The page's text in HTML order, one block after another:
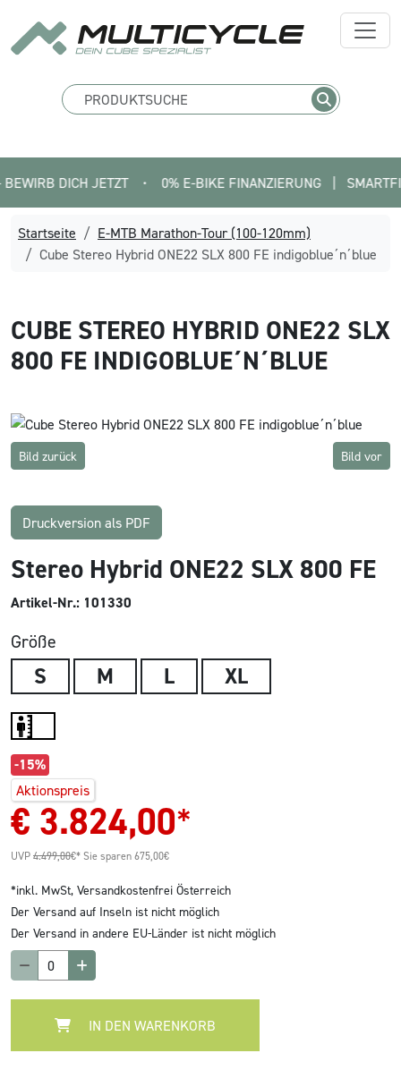
DICH JETZT • 0% E-BIKE FINANZIERUNG   |   SMARTFIT
Startseite
E-MTB Marathon-Tour (100-120mm)
Cube Stereo Hybrid ONE22 SLX 800 FE indigoblue´n´blue
CUBE STEREO HYBRID ONE22 SLX
800 FE INDIGOBLUE´N´BLUE
Bild zurück Bild vor
Druckversion als PDF
Stereo Hybrid ONE22 SLX 800 FE
Artikel-Nr.: 101330
Größe
S M L XL
-15%
Aktionspreis
€ 3.824,00*
UVP 4.499,00€* Sie sparen 675,00€
*inkl. MwSt, Versandkostenfrei Österreich
Der Versand auf Inseln ist nicht möglich
Der Versand in andere EU-Länder ist nicht möglich
IN DEN WARENKORB